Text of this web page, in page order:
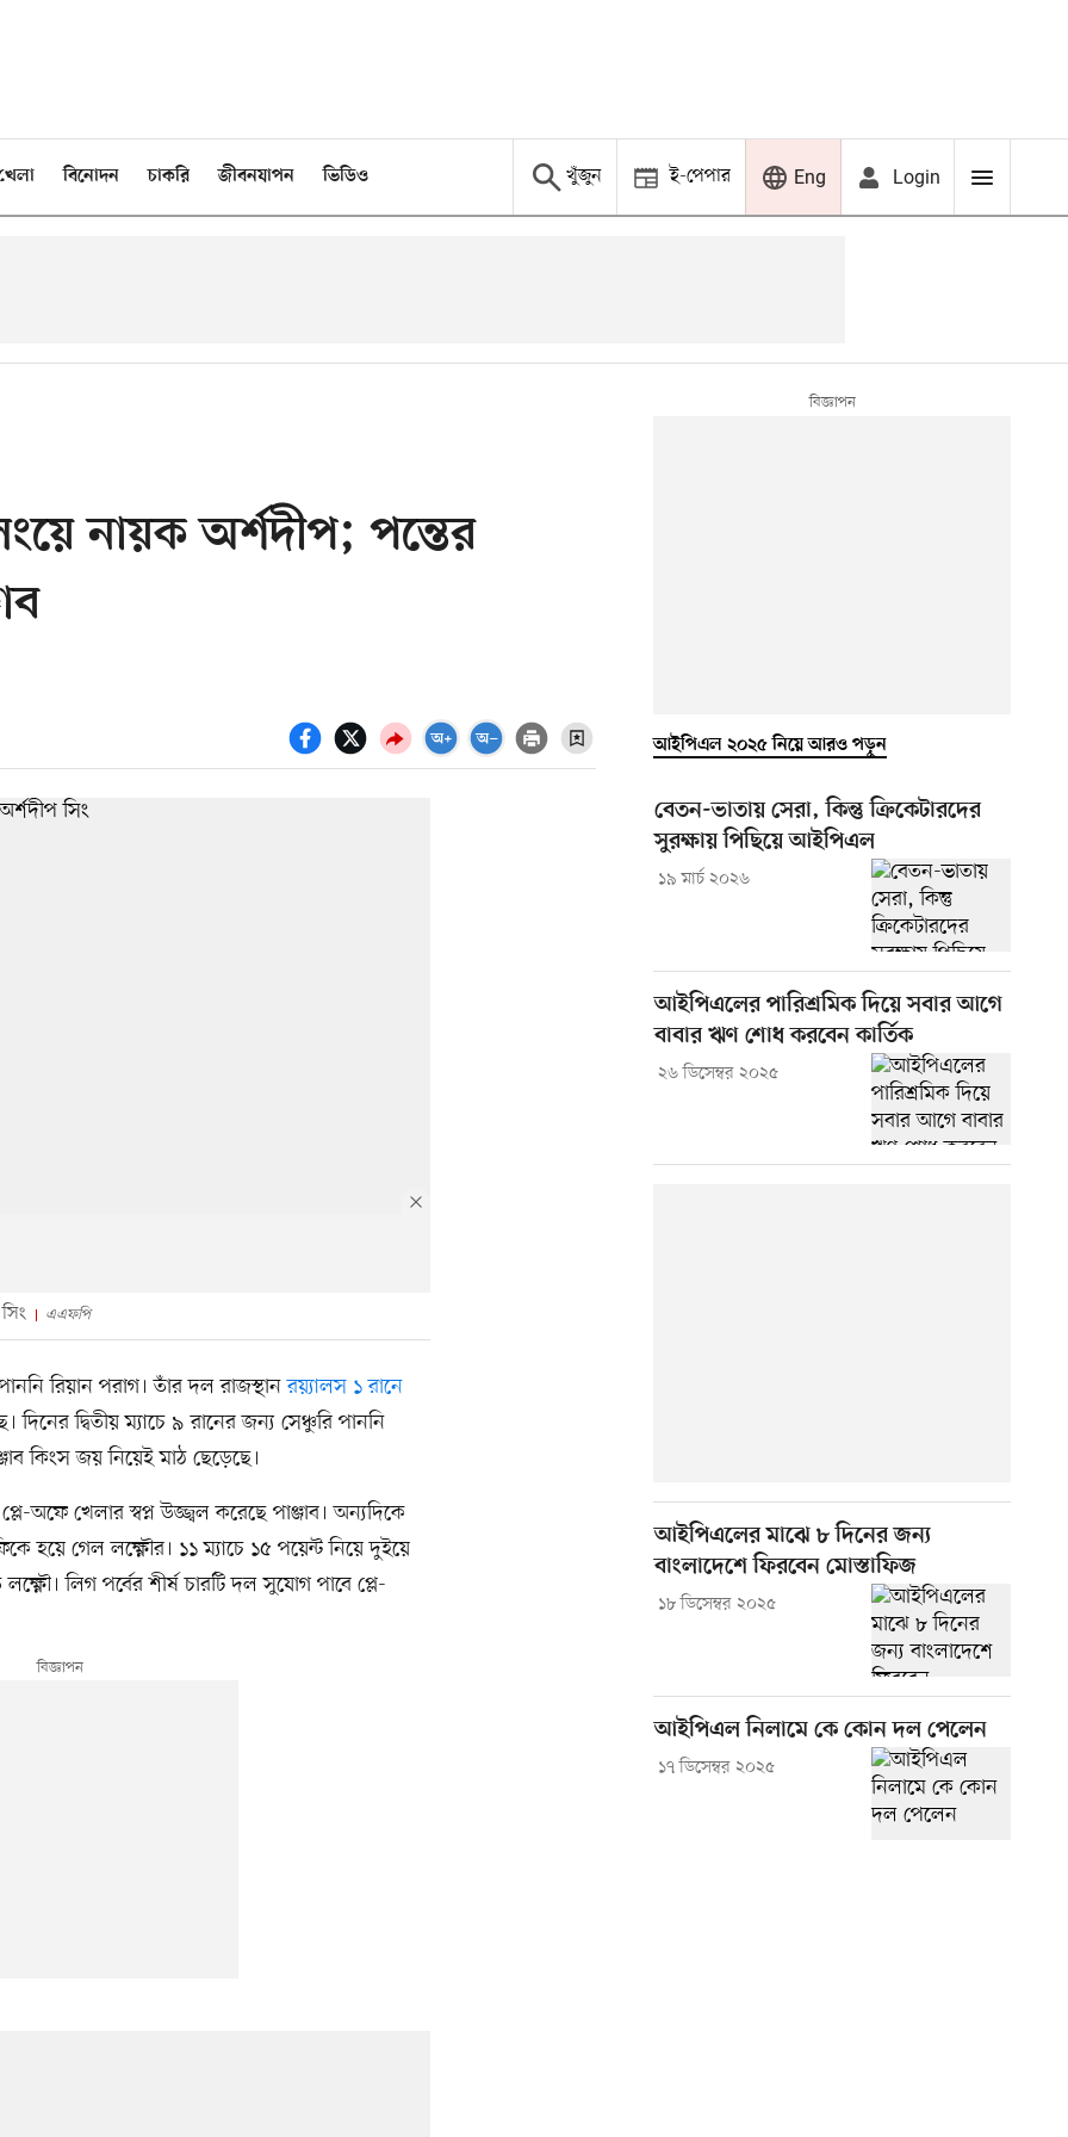
বিনোদন চাকরি জীবনযাপন ভিডিও খুঁজুন ই-পেপার Eng Login
নায়ক অর্শদীপ; পন্তের
এএফপি
রিয়ান পরাগ। তাঁর দল রাজস্থানরয়্যালস ১ রানে
দিনের দ্বিতীয় ম্যাচে ৯ রানের জন্য সেঞ্চুরি পাননি
কিংস জয় নিয়েই মাঠ ছেড়েছে।
অফে খেলার স্বপ্ন উজ্জ্বল করেছে পাঞ্জাব। অন্যদিকে
হয়ে গেল লক্ষ্ণৌর। ১১ ম্যাচে ১৫ পয়েন্ট নিয়ে দুইয়ে
লিগ পর্বের শীর্ষ চারটি দল সুযোগ পাবে প্লে-
আইপিএল ২০২৫ নিয়ে আরও পড়ুন
বেতন-ভাতায় সেরা, কিন্তু ক্রিকেটারদের
সুরক্ষায় পিছিয়ে আইপিএল
১৯ মার্চ ২০২৬
আইপিএলের পারিশ্রমিক দিয়ে সবার আগে
বাবার ঋণ শোধ করবেন কার্তিক
২৬ ডিসেম্বর ২০২৫
আইপিএলের মাঝে ৮ দিনের জন্য
বাংলাদেশে ফিরবেন মোস্তাফিজ
১৮ ডিসেম্বর ২০২৫
আইপিএল নিলামে কে কোন দল পেলেন
১৭ ডিসেম্বর ২০২৫